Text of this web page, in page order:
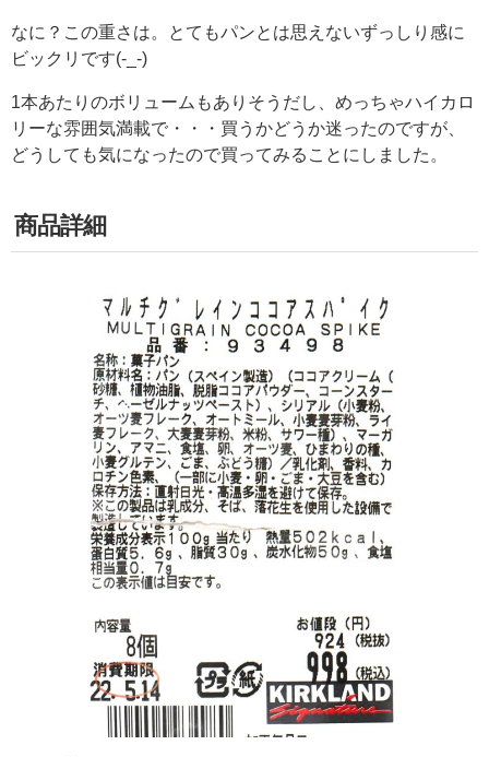
なに？この重さは。とてもパンとは思えないずっしり感に
ビックリです(-_-)
1本あたりのボリュームもありそうだし、めっちゃハイカロ
リーな雰囲気満載で・・・買うかどうか迷ったのですが、
どうしても気になったので買ってみることにしました。
商品詳細